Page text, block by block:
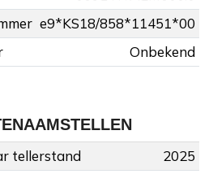
e9*KS18/858*11451*00
Onbekend
tellerstand
2025